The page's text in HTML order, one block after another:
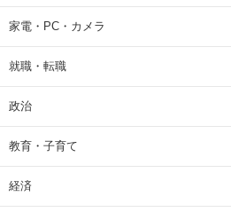
家電・PC・カメラ
就職・転職
政治
教育・子育て
経済